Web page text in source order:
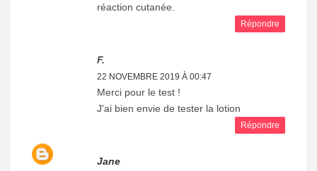
réaction cutanée.
Répondre
F.
22 NOVEMBRE 2019 À 00:47
Merci pour le test !
J'ai bien envie de tester la lotion
Répondre
Jane